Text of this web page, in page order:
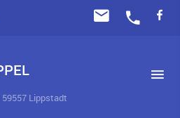
Lippstadt